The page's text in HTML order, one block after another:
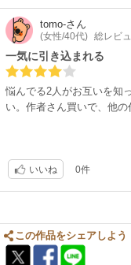
tomo-さん
(女性/40代) 総レビ
一気に引き込まれる
悩んでる2人がお互いを知
い。作者さん買いで、他の
いいね 0件
この作品をシェアしよう